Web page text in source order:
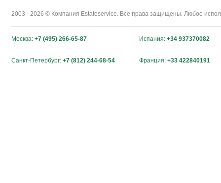
2003 - 2026 © Компания Estateservice. Все права защищены. Любое
Москва: +7 (495) 266-65-87 Испания: +34 937370082
Санкт-Петербург: +7 (812) 244-68-54 Франция: +33 422840191